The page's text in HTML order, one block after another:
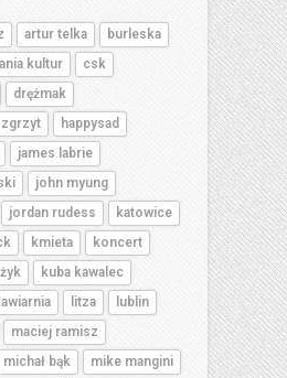
artur telka
burleska
kultur
csk
drężmak
happysad
james labrie
john myung
jordan rudess
katowice
kmieta
koncert
kuba kawalec
litza
lublin
maciej ramisz
michał bąk
mike mangini